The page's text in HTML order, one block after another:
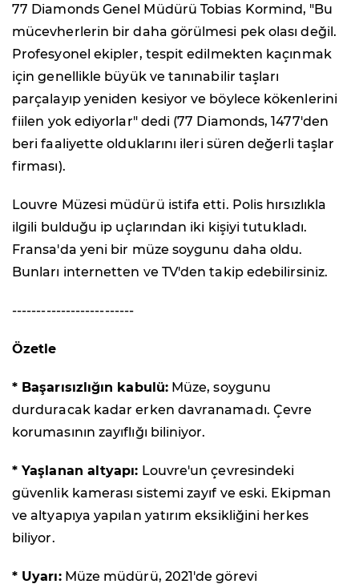
77 Diamonds Genel Müdürü Tobias Kormind, "Bu
mücevherlerin bir daha görülmesi pek olası değil.
Profesyonel ekipler, tespit edilmekten kaçınmak
için genellikle büyük ve tanınabilir taşları
parçalayıp yeniden kesiyor ve böylece kökenlerini
fiilen yok ediyorlar" dedi (77 Diamonds, 1477'den
beri faaliyette olduklarını ileri süren değerli taşlar
firması).
Louvre Müzesi müdürü istifa etti. Polis hırsızlıkla
ilgili bulduğu ip uçlarından iki kişiyi tutukladı.
Fransa'da yeni bir müze soygunu daha oldu.
Bunları internetten ve TV'den takip edebilirsiniz.
-------------------------
Özetle
* Başarısızlığın kabulü:Müze, soygunu
durduracak kadar erken davranamadı. Çevre
korumasının zayıflığı biliniyor.
* Yaşlanan altyapı: Louvre'un çevresindeki
güvenlik kamerası sistemi zayıf ve eski. Ekipman
ve altyapıya yapılan yatırım eksikliğini herkes
biliyor.
* Uyarı:Müze müdürü, 2021'de görevi